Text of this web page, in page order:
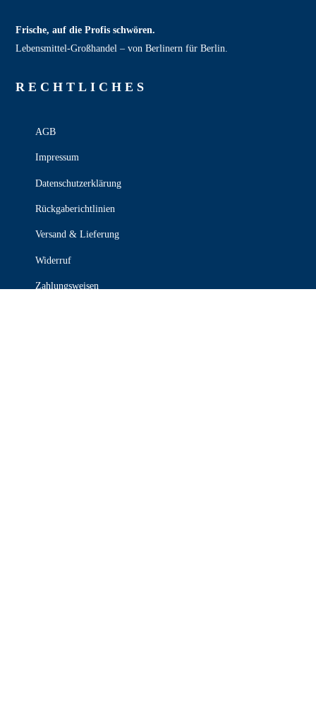
Frische, auf die Profis schwören.
Lebensmittel‑Großhandel – von Berlinern für Berlin.
RECHT­LICHES
AGB
Impressum
Datenschutzerklärung
Rückgaberichtlinien
Versand & Lieferung
Widerruf
Zahlungsweisen